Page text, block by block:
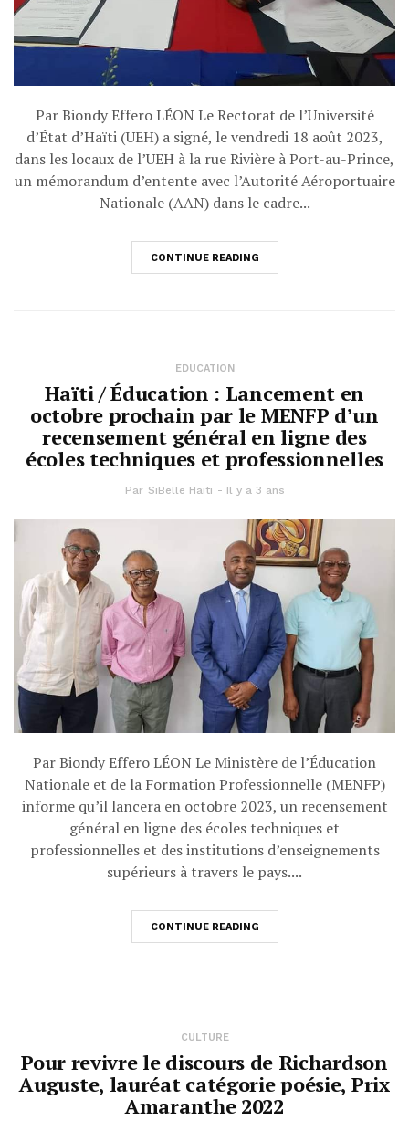
Par Biondy Effero LÉON Le Rectorat de l’Université
d’État d’Haïti (UEH) a signé, le vendredi 18 août 2023,
dans les locaux de l’UEH à la rue Rivière à Port-au-Prince,
un mémorandum d’entente avec l’Autorité Aéroportuaire
Nationale (AAN) dans le cadre...
CONTINUE READING
EDUCATION
Haïti / Éducation : Lancement en
octobre prochain par le MENFP d’un
recensement général en ligne des
écoles techniques et professionnelles
Par SiBelle Haiti Il y a 3 ans
Par Biondy Effero LÉON Le Ministère de l’Éducation
Nationale et de la Formation Professionnelle (MENFP)
informe qu’il lancera en octobre 2023, un recensement
général en ligne des écoles techniques et
professionnelles et des institutions d’enseignements
supérieurs à travers le pays....
CONTINUE READING
CULTURE
Pour revivre le discours de Richardson
Auguste, lauréat catégorie poésie, Prix
Amaranthe 2022